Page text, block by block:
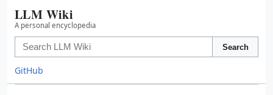
LLM Wiki
A personal encyclopedia
Search
GitHub